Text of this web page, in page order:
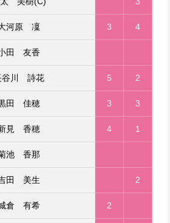
河原 凜 3 4
田 友香
谷川 詩花 5 2
田 佳穂 3 3
見 香穂 4 1
池 香那
田 美生 2
倉 有希 2